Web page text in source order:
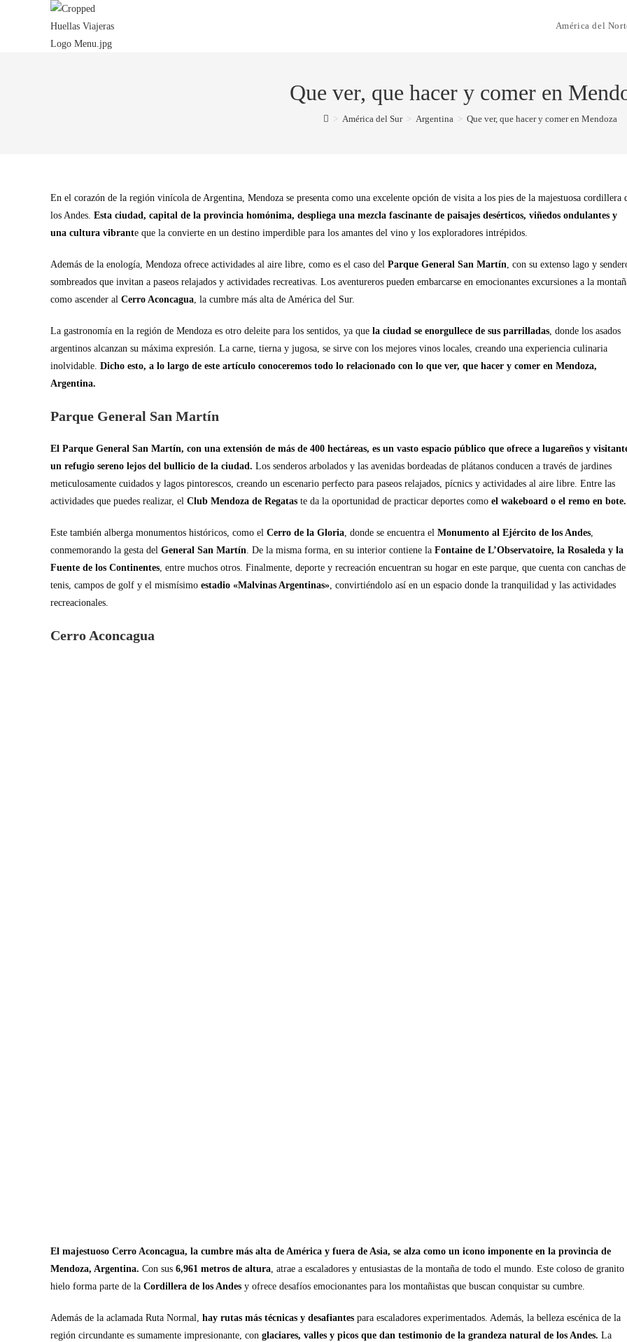
América del
Que ver, que hacer y comer en
> América del Sur > Argentina > Que ver, que hacer y comer en Mendoza
En el corazón de la región vinícola de Argentina, Mendoza se presenta como una excelente opción de visita a los pies de la majestuosa cordillera
los Andes. Esta ciudad, capital de la provincia homónima, despliega una mezcla fascinante de paisajes desérticos, viñedos ondulantes y
una cultura vibrante que la convierte en un destino imperdible para los amantes del vino y los exploradores intrépidos.
Además de la enología, Mendoza ofrece actividades al aire libre, como es el caso del Parque General San Martín, con su extenso lago y
sombreados que invitan a paseos relajados y actividades recreativas. Los aventureros pueden embarcarse en emocionantes excursiones a la
como ascender al Cerro Aconcagua, la cumbre más alta de América del Sur.
La gastronomía en la región de Mendoza es otro deleite para los sentidos, ya que la ciudad se enorgullece de sus parrilladas, donde los asados
argentinos alcanzan su máxima expresión. La carne, tierna y jugosa, se sirve con los mejores vinos locales, creando una experiencia culinaria
inolvidable. Dicho esto, a lo largo de este artículo conoceremos todo lo relacionado con lo que ver, que hacer y comer en Mendoza,
Argentina.
Parque General San Martín
El Parque General San Martín, con una extensión de más de 400 hectáreas, es un vasto espacio público que ofrece a lugareños y
un refugio sereno lejos del bullicio de la ciudad. Los senderos arbolados y las avenidas bordeadas de plátanos conducen a través de jardines
meticulosamente cuidados y lagos pintorescos, creando un escenario perfecto para paseos relajados, pícnics y actividades al aire libre. Entre las
actividades que puedes realizar, el Club Mendoza de Regatas te da la oportunidad de practicar deportes como el wakeboard o el remo en bote.
Este también alberga monumentos históricos, como el Cerro de la Gloria, donde se encuentra el Monumento al Ejército de los Andes,
conmemorando la gesta del General San Martín. De la misma forma, en su interior contiene la Fontaine de L’Observatoire, la Rosaleda y la
Fuente de los Continentes, entre muchos otros. Finalmente, deporte y recreación encuentran su hogar en este parque, que cuenta con canchas de
tenis, campos de golf y el mismísimo estadio «Malvinas Argentinas», convirtiéndolo así en un espacio donde la tranquilidad y las actividades
recreacionales.
Cerro Aconcagua
El majestuoso Cerro Aconcagua, la cumbre más alta de América y fuera de Asia, se alza como un icono imponente en la provincia de
Mendoza, Argentina. Con sus 6,961 metros de altura, atrae a escaladores y entusiastas de la montaña de todo el mundo. Este coloso de granito
hielo forma parte de la Cordillera de los Andes y ofrece desafíos emocionantes para los montañistas que buscan conquistar su cumbre.
Además de la aclamada Ruta Normal, hay rutas más técnicas y desafiantes para escaladores experimentados. Además, la belleza escénica de la
región circundante es sumamente impresionante, con glaciares, valles y picos que dan testimonio de la grandeza natural de los Andes. La